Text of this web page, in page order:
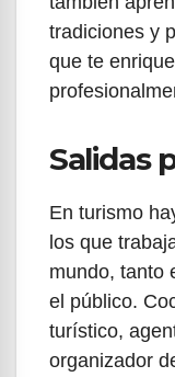
tradiciones y
que te
Salidas
En turismo
los que
mundo, tanto
el público.
turístico,
organizador